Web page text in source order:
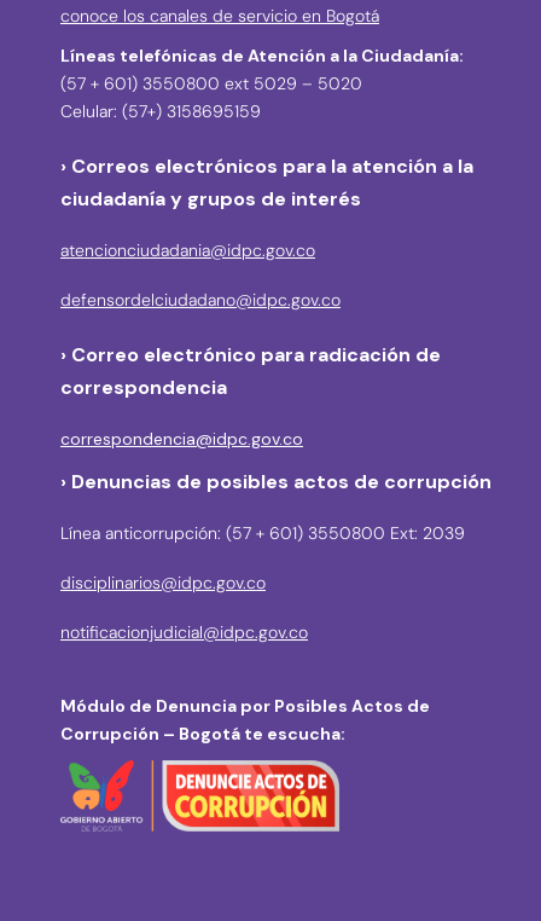
conoce los canales de servicio en Bogotá
Líneas telefónicas de Atención a la Ciudadanía:
(57 + 601) 3550800 ext 5029 – 5020
Celular: (57+) 3158695159
› Correos electrónicos para la atención a la
ciudadanía y grupos de interés
atencionciudadania@idpc.gov.co
defensordelciudadano@idpc.gov.co
› Correo electrónico para radicación de
correspondencia
correspondencia@idpc.gov.co
› Denuncias de posibles actos de corrupción
Línea anticorrupción: (57 + 601) 3550800 Ext: 2039
disciplinarios@idpc.gov.co
notificacionjudicial@idpc.gov.co
Módulo de Denuncia por Posibles Actos de
Corrupción – Bogotá te escucha: